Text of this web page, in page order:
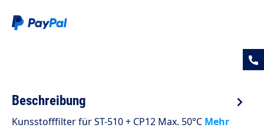
Beschreibung
Kunsstofffilter für ST-510 + CP12 Max. 50°C Mehr